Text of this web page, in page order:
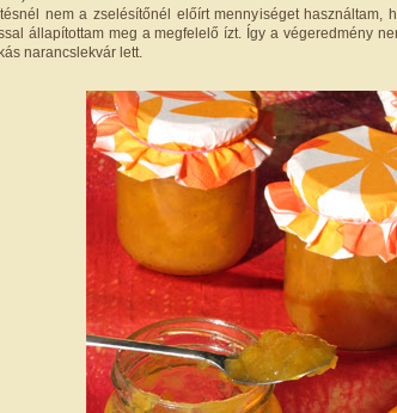
nem a zselésítőnél előírt mennyiséget használtam,
állapítottam meg a megfelelő ízt. Így a végeredmény
narancslekvár lett.